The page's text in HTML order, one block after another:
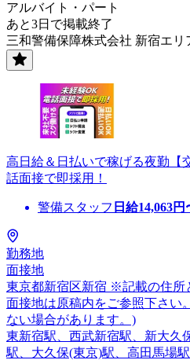
アルバイト・パート
あと3日で掲載終了
三和警備保障株式会社 新宿エリ
高日給＆日払いで稼げる夜勤【
話面接で即採用！
警備スタッフ 日給14,063円
勤務地
面接地
東京都新宿区新宿 ※記載の住所
面接地は原稿内をご参照下さい
ない場合があります。)
東新宿駅、西武新宿駅、新大久
駅、大久保(東京)駅、高田馬場